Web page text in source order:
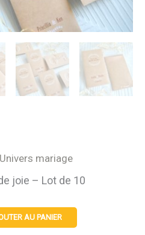
Univers mariage
joie – Lot de 10
AU PANIER